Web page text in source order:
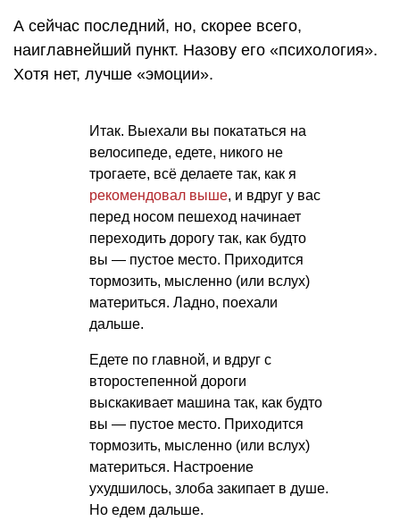
А сейчас последний, но, скорее всего,
наиглавнейший пункт. Назову его «психология».
Хотя нет, лучше «эмоции».
Итак. Выехали вы покататься на
велосипеде, едете, никого не
трогаете, всё делаете так, как я
рекомендовал выше, и вдруг у вас
перед носом пешеход начинает
переходить дорогу так, как будто
вы — пустое место. Приходится
тормозить, мысленно (или вслух)
материться. Ладно, поехали
дальше.
Едете по главной, и вдруг с
второстепенной дороги
выскакивает машина так, как будто
вы — пустое место. Приходится
тормозить, мысленно (или вслух)
материться. Настроение
ухудшилось, злоба закипает в душе.
Но едем дальше.